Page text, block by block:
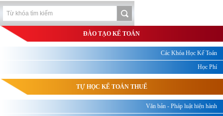
ĐÀO TẠO KẾ TOÁN
Các Khóa Học Kế Toán
Học Phí
TỰ HỌC KẾ TOÁN THUẾ
Văn bản - Pháp luật hiện hành